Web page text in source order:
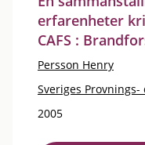
erfarenheter
CAFS :
Persson Henry
Sveriges
2005